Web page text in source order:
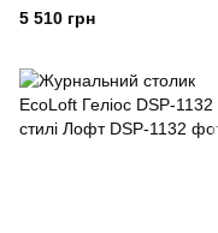
лофт EcoLoft Верона WO-
5 510 грн